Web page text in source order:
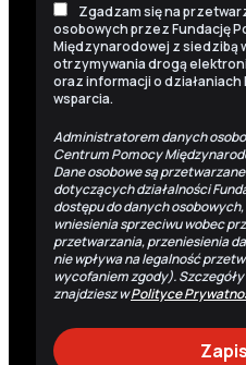
Zgadzam się na
osobowych przez Fundację
Międzynarodowej z siedzibą
otrzymywania drogą
oraz informacji o działaniach
wsparcia.
Administratorem danych
Centrum Pomocy
Dane osobowe są
dotyczących działalności
dostępu do danych
wniesienia sprzeciwu wobec
przetwarzania, przeniesienia
nie wpływa na legalność
wycofaniem zgody).
znajdziesz wPolityce